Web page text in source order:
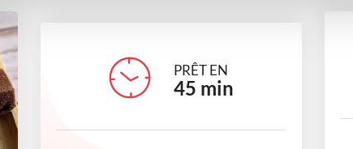
PRÊT EN
45 min